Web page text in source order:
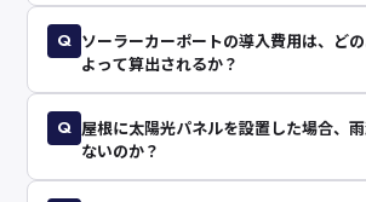
Q ソーラーカーポートの導入費用は、ど
よって算出されるか？
Q 屋根に太陽光パネルを設置した場合、
ないのか？